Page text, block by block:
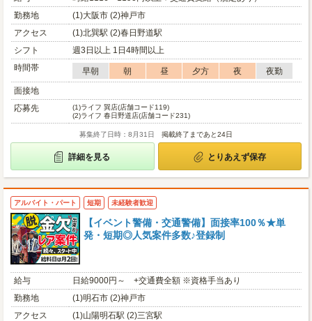
勤務地
(1)大阪市 (2)神戸市
アクセス
(1)北巽駅 (2)春日野道駅
シフト
週3日以上 1日4時間以上
時間帯
早朝 朝 昼 夕方 夜
夜勤
面接地
応募先
(1)ライフ 巽店(店舗コード119)
(2)ライフ 春日野道店(店舗コード231)
募集終了日時：8月31日 掲載終了まであと24日
詳細を見る とりあえず保存
アルバイト・パート 短期 未経験者歓迎
【イベント警備・交通警備】面接率100％★単
発・短期◎人気案件多数♪登録制
給与
日給9000円～ +交通費全額 ※資格手当あり
勤務地
(1)明石市 (2)神戸市
アクセス
(1)山陽明石駅 (2)三宮駅